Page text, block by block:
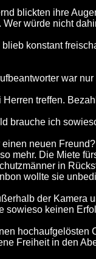
blickten ihre
würde nicht
konstant
war
treffen.
brauche ich
neuen Freund?
mehr. Die Miete
in
wollte sie
der Kamera
sowieso keinen
hochaufgelösten
Freiheit in den